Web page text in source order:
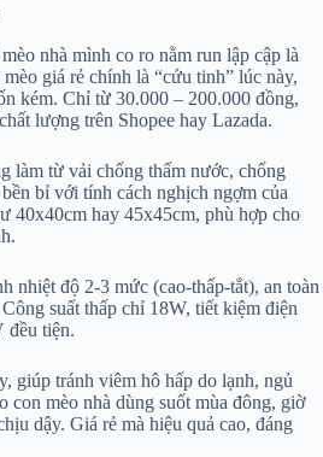
nhà mình co ro nằm run lập cập là
giá rẻ chính là “cứu tinh” lúc này,
kém. Chỉ từ 30.000 – 200.000 đồng,
lượng trên Shopee hay Lazada.
làm từ vải chống thấm nước, chống
bỉ với tính cách nghịch ngợm của
40x40cm hay 45x45cm, phù hợp cho
nhiệt độ 2-3 mức (cao-thấp-tắt), an toàn
suất thấp chỉ 18W, tiết kiệm điện
đều tiện.
giúp tránh viêm hô hấp do lạnh, ngủ
con mèo nhà dùng suốt mùa đông, giờ
dậy. Giá rẻ mà hiệu quả cao, đáng